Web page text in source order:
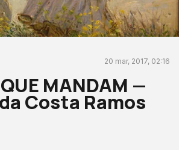
20 mar, 2017, 02:16
MANDAM —
Costa Ramos